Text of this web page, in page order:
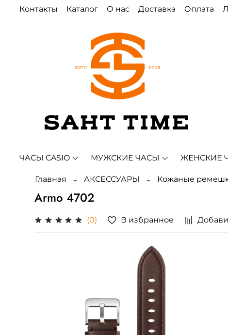
Контакты Каталог О нас Доставка Оплата
ЧАСЫ CASIO МУЖСКИЕ ЧАСЫ ЖЕНСКИЕ
Главная АКСЕССУАРЫ Кожаные
Armo 4702
(0) В избранное